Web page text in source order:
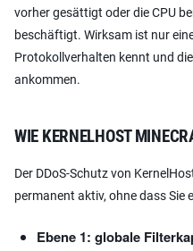
vorher gesättigt oder die CPU
beschäftigt. Wirksam ist nur
Protokollverhalten kennt und
ankommen.
WIE KERNELHOST
Der DDoS-Schutz von
permanent aktiv, ohne dass
Ebene 1: globale